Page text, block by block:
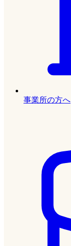
事業所の方へ